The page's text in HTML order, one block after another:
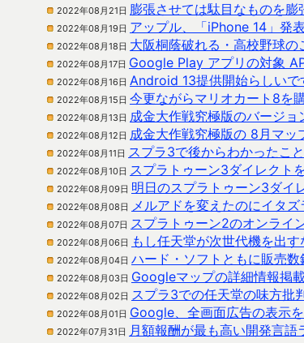
2022年08月21日 膨張させては駄目なものを膨
2022年08月19日 アップル、「iPhone 14」発
2022年08月18日 大阪桐蔭破れる・高校野球の
2022年08月17日 Google Play アプリの対象
2022年08月16日 Android 13提供開始らしいで
2022年08月15日 今更ながらマリオカート8を
2022年08月13日 成金大作戦究極版のバージョ
2022年08月12日 成金大作戦究極版の 8月マッ
2022年08月11日 スプラ3で後からわかったこと
2022年08月10日 スプラトゥーン3ダイレクト
2022年08月09日 明日のスプラトゥーン3ダイ
2022年08月08日 メルアドを変えたのにイタ
2022年08月07日 スプラトゥーン2のオンライ
2022年08月06日 もし任天堂が次世代機を出す
2022年08月04日 ハード・ソフトともに販売数
2022年08月03日 Googleマップの詳細情報掲
2022年08月02日 スプラ3での任天堂の味方批
2022年08月01日 Google、全画面広告の表示
2022年07月31日 月額報酬が最も高い開発言